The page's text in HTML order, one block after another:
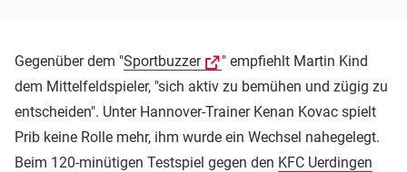
Gegenüber dem "Sportbuzzer
" empfiehlt Martin Kind
dem Mittelfeldspieler, "sich aktiv zu bemühen und zügig zu
entscheiden". Unter Hannover-Trainer Kenan Kovac spielt
Prib keine Rolle mehr, ihm wurde ein Wechsel nahegelegt.
Beim 120-minütigen Testspiel gegen den KFC Uerdingen